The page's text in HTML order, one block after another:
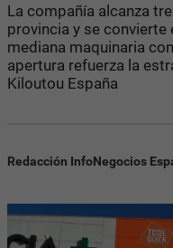
La compañía alcanza
provincia y se convierte
mediana maquinaria
apertura refuerza la
Kiloutou España
Redacción InfoNegocios